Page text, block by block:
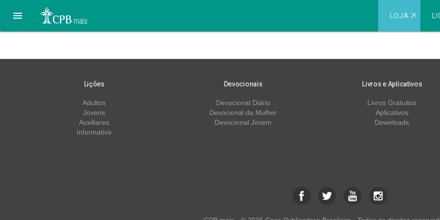
 LOJA ⇱
Lições
Adultos
Jovens
Auxiliares
Informativo
Devocionais
Devocional Diário
Devocional da Mulher
Devocional Jovem
Livros e Aplicativos
Livros Gratuitos
Aplicativos
Downloads